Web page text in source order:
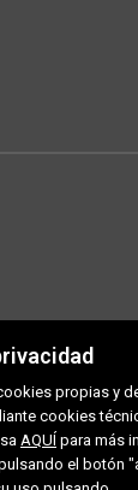
propias y
cookies
AQUÍ para más
el botón